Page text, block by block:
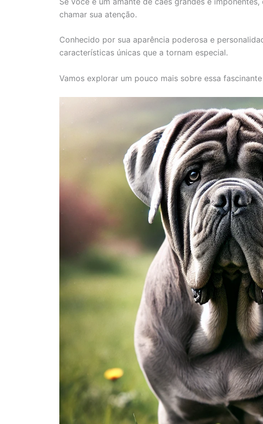
chamar sua atenção.
Conhecido por sua aparência poderosa e
características únicas que a tornam especial.
Vamos explorar um pouco mais sobre essa